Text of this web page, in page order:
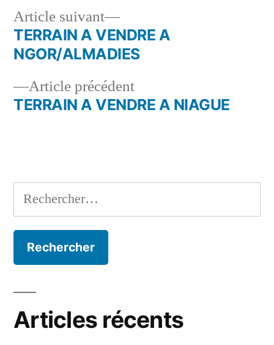
Navigation
l’article
Article précédentArticle
précédent :
TERRAIN A VENDRE A NIAGUE
Article suivant
Article
suivant :
TERRAIN A VENDRE A
NGOR/ALMADIES
Rechercher :
Articles récents